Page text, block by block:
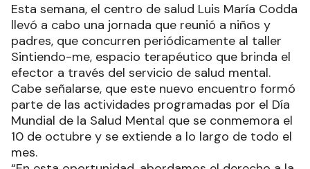
Esta semana, el centro de salud Luis María Codda
llevó a cabo una jornada que reunió a niños y
padres, que concurren periódicamente al taller
Sintiendo-me, espacio terapéutico que brinda el
efector a través del servicio de salud mental.
Cabe señalarse, que este nuevo encuentro formó
parte de las actividades programadas por el Día
Mundial de la Salud Mental que se conmemora el
10 de octubre y se extiende a lo largo de todo el
mes.